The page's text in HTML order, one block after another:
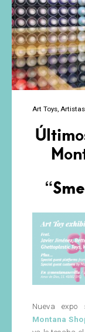
Art Toys Artistas
Nueva
Montana